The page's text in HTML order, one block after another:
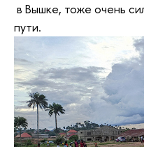
в Вышке, тоже очень
пути.